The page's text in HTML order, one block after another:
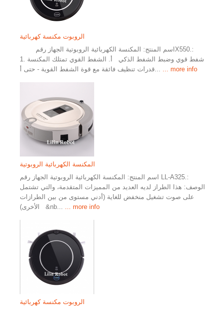
الروبوت مكنسة كهربائية
1. شفط قوي وضبط الشفط الذكي أ. الشفط القوي تمتلك المكنسة
... more info
المكنسة الكهربائية الروبوتية
اسم المنتج: المكنسة الكهربائية الروبوتية الجهاز رقم LL-A325.:
الوصف: هذا الطراز لديه العديد من المميزات المتقدمة، والتي تشتمل
على صوت تشغيل منخفض للغاية (أدني مستوى من بين الطرازات
الأخرى) &nb...
... more info
الروبوت مكنسة كهربائية